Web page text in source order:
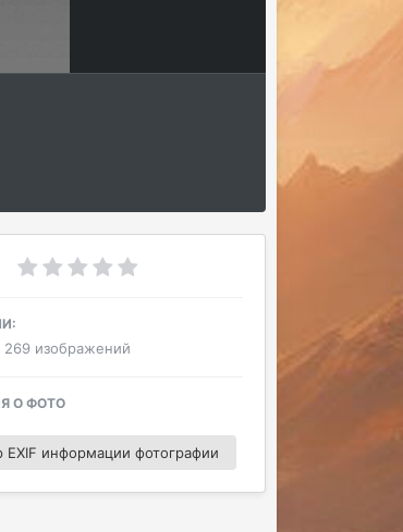
269 изображений
О ФОТО
EXIF информации фотографии